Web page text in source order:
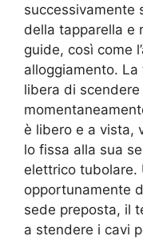
successivamente
della tapparella e
guide, così come
alloggiamento.
libera di
è libero e a vista,
lo fissa alla sua
elettrico tubolare.
opportunamente
sede preposta, il
a stendere i cavi